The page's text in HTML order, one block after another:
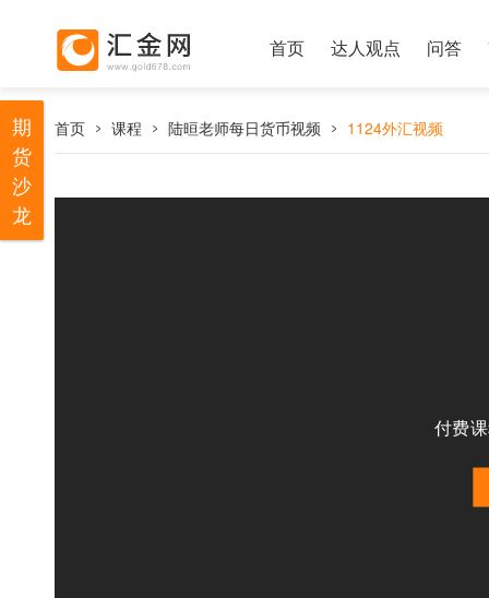
首页 达人观点 问答
首页 课程 陆晅老师每日货币视频 1124外汇视频
付费
期
货
沙
龙